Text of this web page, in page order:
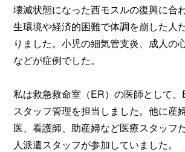
壊滅状態になった西モスルの復興に合
生環境や経済的困難で体調を崩した人
りました。小児の細気管支炎、成人の
などが症例でした。
私は救急救命室（ER）の医師として
スタッフ管理を担当しました。他に産
医、看護師、助産婦など医療スタッフ
人派遣スタッフが参加していました。